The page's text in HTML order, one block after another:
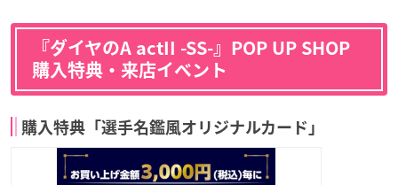
『ダイヤのA actII -SS-』POP UP SHOP
購入特典・来店イベント
購入特典「選手名鑑風オリジナルカード」